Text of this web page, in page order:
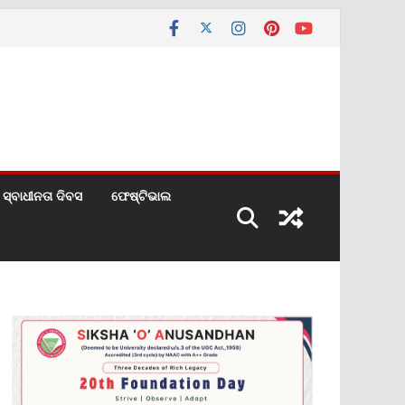
ସ୍ବାଧୀନତା ଦିବସ ଫେଷ୍ଟିଭାଲ